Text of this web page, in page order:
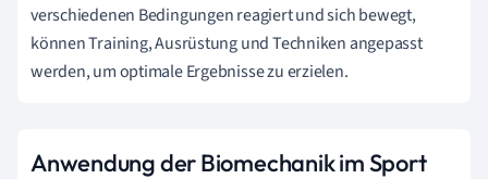
verschiedenen Bedingungen reagiert und sich bewegt,
können Training, Ausrüstung und Techniken angepasst
werden, um optimale Ergebnisse zu erzielen.
Anwendung der Biomechanik im Sport